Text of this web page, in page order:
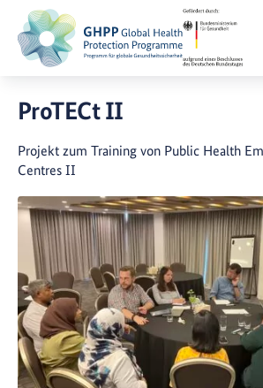
ProTECt II
Projekt zum Training von Public Health
Centres II